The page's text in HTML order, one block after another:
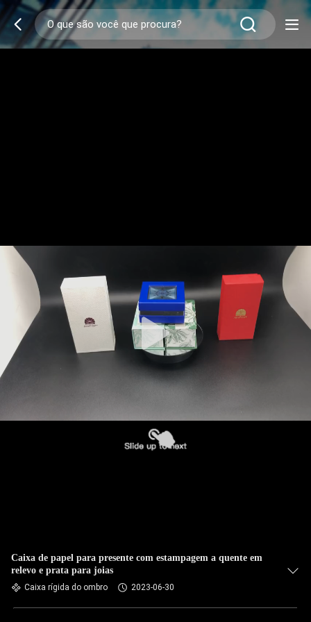
Caixa de papel para presente com estampagem a quente em
relevo e prata para joias
Caixa rígida do ombro 2023-06-30